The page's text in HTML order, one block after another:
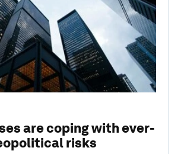
are coping with ever-
risks